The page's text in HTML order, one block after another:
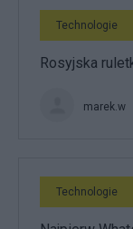
Technologie
Rosyjska
marek.w
Technologie